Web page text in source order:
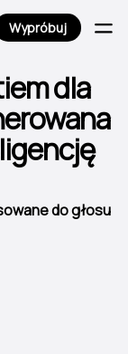
Wypróbuj
dla
do głosu